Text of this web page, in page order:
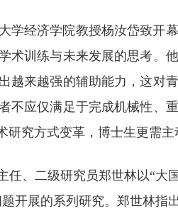
学经济学院教授杨汝岱致开
术训练与未来发展的思考。
越来越强的辅助能力，这对
不应仅满足于完成机械性、
究方式变革，博士生更需
、二级研究员郑世林以“
开展的系列研究。郑世林